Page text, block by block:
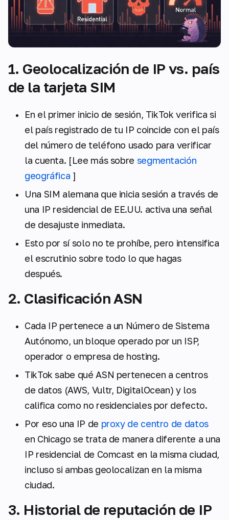
1. Geolocalización de IP vs. país
de la tarjeta SIM
En el primer inicio de sesión, TikTok verifica si
el país registrado de tu IP coincide con el país
del número de teléfono usado para verificar
la cuenta. [Lee más sobre segmentación
geográfica ]
Una SIM alemana que inicia sesión a través de
una IP residencial de EE.UU. activa una señal
de desajuste inmediata.
Esto por sí solo no te prohíbe, pero intensifica
el escrutinio sobre todo lo que hagas
después.
2. Clasificación ASN
Cada IP pertenece a un Número de Sistema
Autónomo, un bloque operado por un ISP,
operador o empresa de hosting.
TikTok sabe qué ASN pertenecen a centros
de datos (AWS, Vultr, DigitalOcean) y los
califica como no residenciales por defecto.
Por eso una IP de proxy de centro de datos
en Chicago se trata de manera diferente a una
IP residencial de Comcast en la misma ciudad,
incluso si ambas geolocalizan en la misma
ciudad.
3. Historial de reputación de IP